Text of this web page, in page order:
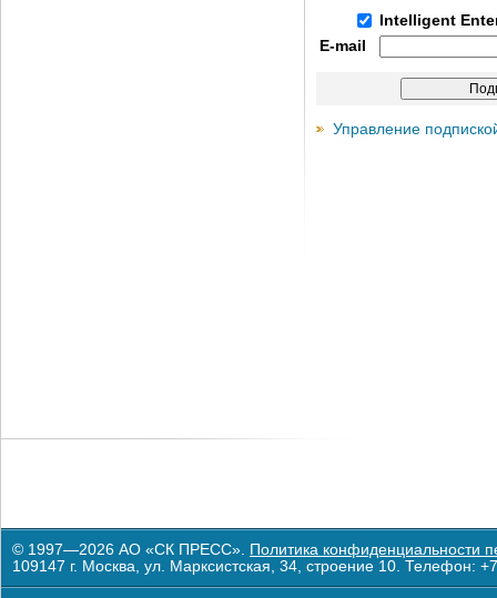
Intelligent
E-mail
Управление
© 1997—2026 АО «СК ПРЕСС». Политика конфиденциальности
109147 г. Москва, ул. Марксистская, 34, строение 10. Телефон: